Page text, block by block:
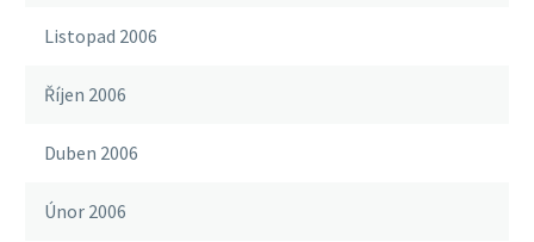
Listopad 2006
Říjen 2006
Duben 2006
Únor 2006